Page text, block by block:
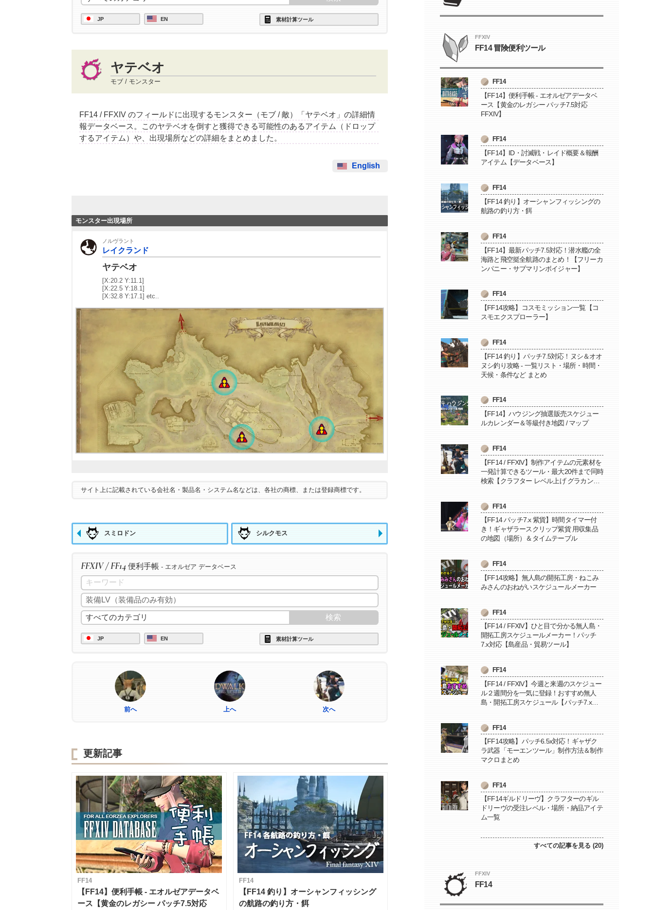
JP EN 素材計算ツール
ヤテベオ
モブ / モンスター
FF14 / FFXIV のフィールドに出現するモンスター（モブ / 敵）「ヤテベオ」の詳細情
報データベース。このヤテベオを倒すと獲得できる可能性のあるアイテム（ドロップ
するアイテム）や、出現場所などの詳細をまとめました。
English
モンスター出現場所
ノルヴラント
レイクランド
ヤテベオ
[X:20.2 Y:11.1]
[X:22.5 Y:18.1]
[X:32.8 Y:17.1] etc..
サイト上に記載されている会社名・製品名・システム名などは、各社の商標、または登録商標です。
スミロドン シルクモス
FFXIV / FF14 便利手帳 - エオルゼア データベース
JP EN 素材計算ツール
前へ 上へ 次へ
更新記事
FF14
【FF14】便利手帳 - エオルゼアデータベ
ース【黄金のレガシー パッチ7.5対応
FF14
【FF14 釣り】オーシャンフィッシング
の航路の釣り方・餌
FFXIV
FF14 冒険便利ツール
FF14
【FF14】便利手帳 - エオルゼアデータベ
ース【黄金のレガシー パッチ7.5対応
FFXIV】
FF14
【FF14】ID・討滅戦・レイド概要＆報酬
アイテム【データベース】
FF14
【FF14 釣り】オーシャンフィッシングの
航路の釣り方・餌
FF14
【FF14】最新パッチ7.5対応！潜水艦の全
海路と飛空挺全航路のまとめ！【フリーカ
ンパニー・サブマリンボイジャー】
FF14
【FF14攻略】コスモミッション一覧【コ
スモエクスプローラー】
FF14
【FF14 釣り】パッチ7.5対応！ヌシ＆オオ
ヌシ釣り攻略 - 一覧リスト・場所・時間・
天候・条件など まとめ
FF14
【FF14】ハウジング抽選販売スケジュー
ルカレンダー＆等級付き地図 / マップ
FF14
【FF14 / FFXIV】制作アイテムの元素材を
一発計算できるツール・最大20件まで同時
検索【クラフター レベル上げ グラカン納
FF14
【FF14 パッチ7.x 紫貨】時間タイマー付
き！ギャザラースクリップ紫貨 用収集品
の地図（場所）＆タイムテーブル
FF14
【FF14攻略】無人島の開拓工房・ねこみ
みさんのおねがいスケジュールメーカー
FF14
【FF14 / FFXIV】ひと目で分かる無人島・
開拓工房スケジュールメーカー！パッチ
7.x対応【島産品・貿易ツール】
FF14
【FF14 / FFXIV】今週と来週のスケジュー
ル２週間分を一気に登録！おすすめ無人
島・開拓工房スケジュール【パッチ7.x対
FF14
【FF14攻略】パッチ6.5x対応！ギャザク
ラ武器「モーエンツール」制作方法＆制作
マクロまとめ
FF14
【FF14ギルドリーヴ】クラフターのギル
ドリーヴの受注レベル・場所・納品アイテ
ム一覧
すべての記事を見る (20)
FFXIV
FF14